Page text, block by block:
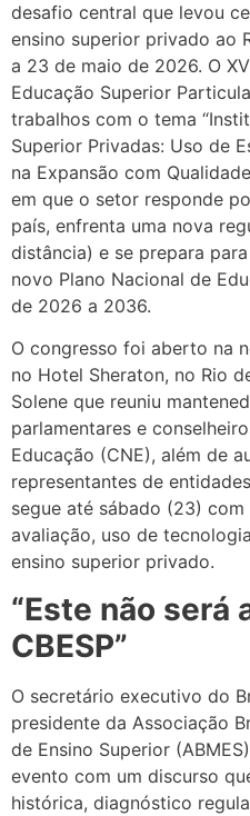
desafio central que levou
ensino superior privado ao
a 23 de maio de 2026. O
Educação Superior
trabalhos com o tema
Superior Privadas: Uso de
na Expansão com
em que o setor responde
país, enfrenta uma nova
distância) e se prepara
novo Plano Nacional de
de 2026 a 2036.
O congresso foi aberto na
no Hotel Sheraton, no Rio
Solene que reuniu
parlamentares e
Educação (CNE), além de
representantes de
segue até sábado (23)
avaliação, uso de
ensino superior privado.
“Este não será
CBESP”
O secretário executivo do
presidente da Associação
de Ensino Superior
evento com um discurso
histórica, diagnóstico